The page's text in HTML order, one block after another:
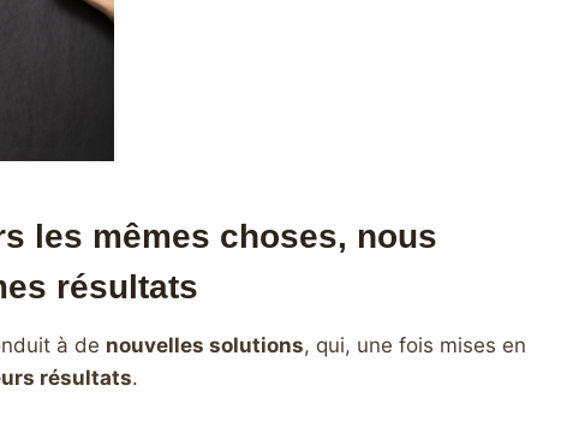
les mêmes choses, nous
résultats
à de nouvelles solutions, qui, une fois mises en
résultats.